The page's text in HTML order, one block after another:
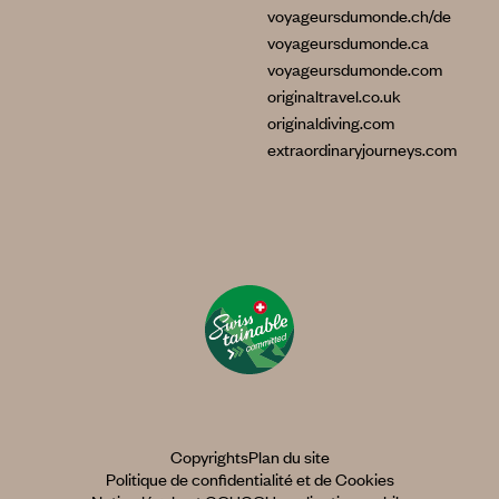
voyageursdumonde.ch/de
voyageursdumonde.ca
voyageursdumonde.com
originaltravel.co.uk
originaldiving.com
extraordinaryjourneys.com
CopyrightsPlan du site
Politique de confidentialité et de Cookies